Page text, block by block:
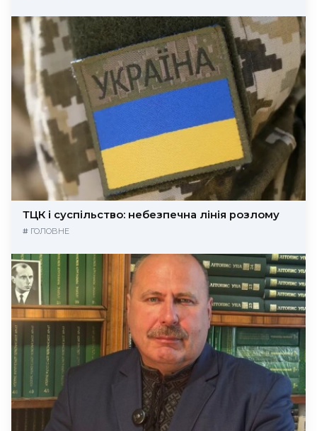
ТЦК і суспільство: небезпечна лінія розлому
# ГОЛОВНЕ